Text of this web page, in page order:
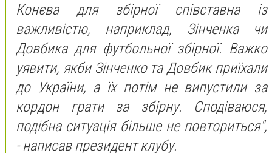
Конєва для збірної співставна із
важливістю, наприклад, Зінченка чи
Довбика для футбольної збірної. Важко
уявити, якби Зінченко та Довбик приїхали
до України, а їх потім не випустили за
кордон грати за збірну. Сподіваюся,
подібна ситуація більше не повториться",
- написав президент клубу.